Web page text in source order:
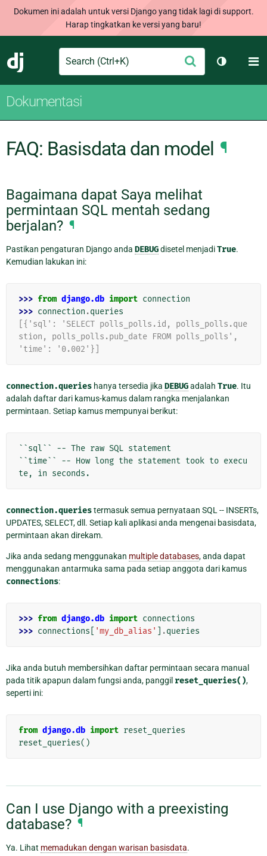
Dokumen ini adalah untuk versi Django yang tidak lagi di support.
Harap tingkatkan ke versi yang baru!
Django
Search Ajukan
Ganti
Dokumentasi
FAQ: Basisdata dan model ¶
Bagaimana dapat Saya melihat
permintaan SQL mentah sedang
berjalan? ¶
Pastikan pengaturan Django anda DEBUGdisetel menjadiTrue.
Kemudian lakukan ini:
>>> from django.db import connection
>>> connection .queries
[{'sql': 'SELECT polls_polls.id, polls_polls.que
stion, polls_polls.pub_date FROM polls_polls',
'time': '0.002'}]
connection.queries hanya tersedia jika DEBUGadalah True. Itu
adalah daftar dari kamus-kamus dalam rangka menjalankan
permintaan. Setiap kamus mempunyai berikut:
``sql`` -- The raw SQL statement
``time`` -- How long the statement took to execu
connection.queriestermasuk semua pernyataan SQL -- INSERTs,
UPDATES, SELECT, dll. Setiap kali aplikasi anda mengenai basisdata,
permintaan akan direkam.
Jika anda sedang menggunakan multiple databases, anda dapat
menggunakan antarmuka sama pada setiap anggota dari kamus
connections:
>>> from django.db import connections
>>> connections 'my_db_alias' .queries
Jika anda butuh membersihkan daftar permintaan secara manual
pada titik apapun dalam fungsi anda, panggil reset_queries(),
seperti ini:
from django.db import reset_queries
reset_queries()
Can I use Django with a preexisting
database? ¶
Ya. Lihat memadukan dengan warisan basisdata.